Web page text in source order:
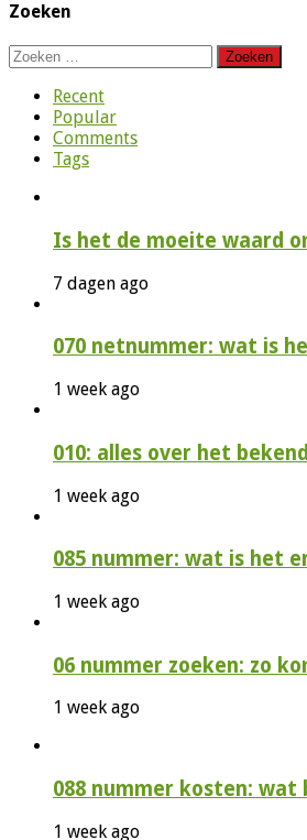
Zoeken
Zoeken
Recent
Popular
Comments
Tags
Is het de moeite waard
7 dagen ago
070 netnummer: wat is
1 week ago
010: alles over het
1 week ago
085 nummer: wat is het
1 week ago
06 nummer zoeken: zo
1 week ago
088 nummer kosten: wat
1 week ago